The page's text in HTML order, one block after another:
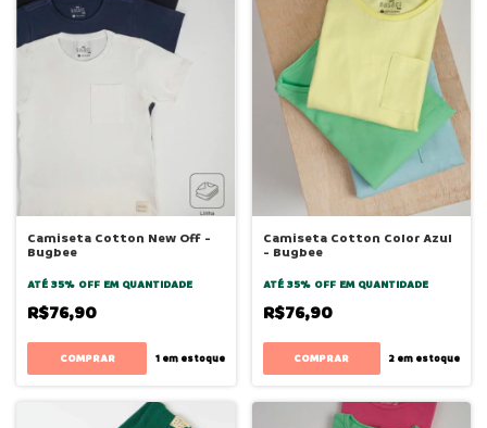
Camiseta Cotton New Off -
Bugbee
ATÉ 35% OFF EM QUANTIDADE
R$76,90
COMPRAR 1em estoque
Camiseta Cotton Color Azul
- Bugbee
ATÉ 35% OFF EM QUANTIDADE
R$76,90
COMPRAR 2 em estoque